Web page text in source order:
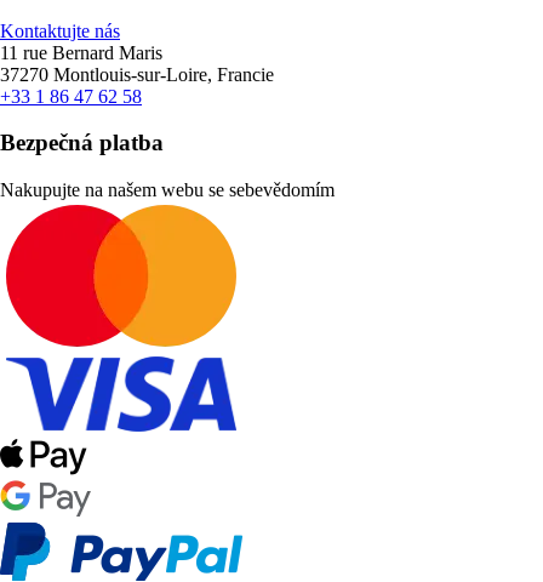
Kontaktujte nás
11 rue Bernard Maris
37270 Montlouis-sur-Loire, Francie
+33 1 86 47 62 58
Bezpečná platba
Nakupujte na našem webu se sebevědomím